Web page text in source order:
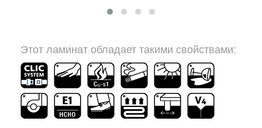
Этот ламинат обладает такими свойствами: